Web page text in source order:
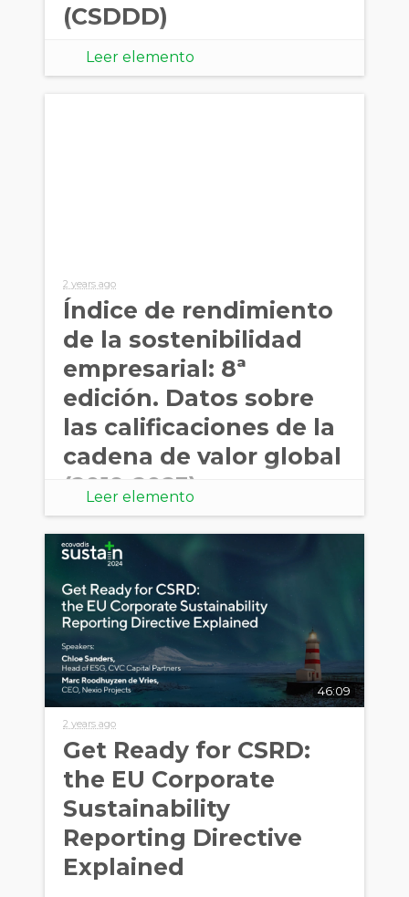
(CSDDD)
Leer elemento
2 years ago
Índice de rendimiento
de la sostenibilidad
empresarial: 8ª
edición. Datos sobre
las calificaciones de la
cadena de valor global
(2019-2023)
Leer elemento
46:09
2 years ago
Get Ready for CSRD:
the EU Corporate
Sustainability
Reporting Directive
Explained